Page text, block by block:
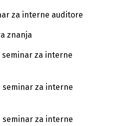
za interne auditore
znanja
seminar za interne
seminar za interne
seminar za interne